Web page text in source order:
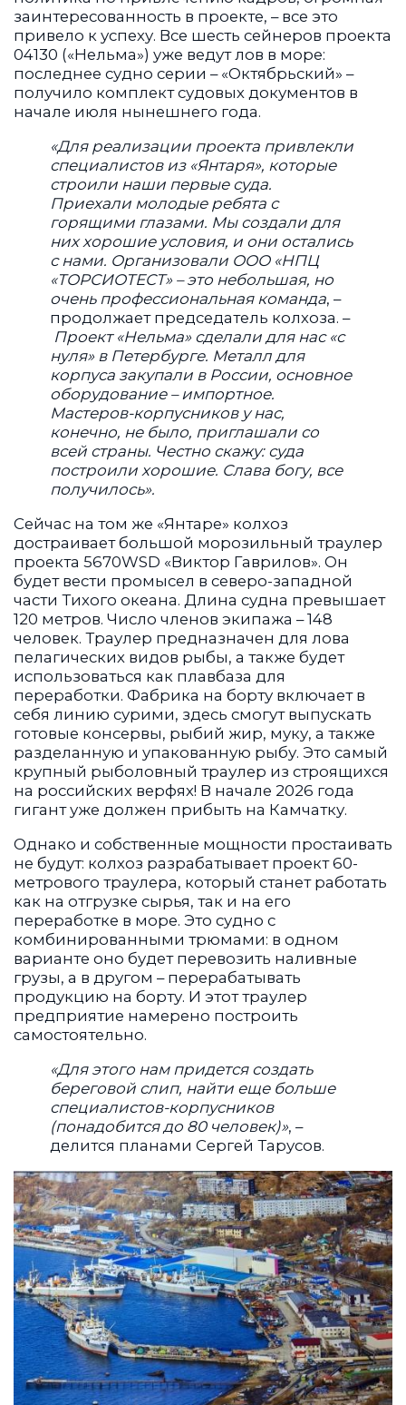
заинтересованность в проекте, – все это
привело к успеху. Все шесть сейнеров проекта
04130 («Нельма») уже ведут лов в море:
последнее судно серии – «Октябрьский» –
получило комплект судовых документов в
начале июля нынешнего года.
«Для реализации проекта привлекли
специалистов из «Янтаря», которые
строили наши первые суда.
Приехали молодые ребята с
горящими глазами. Мы создали для
них хорошие условия, и они остались
с нами. Организовали ООО «НПЦ
«ТОРСИОТЕСТ» – это небольшая, но
очень профессиональная команда, –
продолжает председатель колхоза. –
Проект «Нельма» сделали для нас «с
нуля» в Петербурге. Металл для
корпуса закупали в России, основное
оборудование – импортное.
Мастеров-корпусников у нас,
конечно, не было, приглашали со
всей страны. Честно скажу: суда
построили хорошие. Слава богу, все
получилось».
Сейчас на том же «Янтаре» колхоз
достраивает большой морозильный траулер
проекта 5670WSD «Виктор Гаврилов». Он
будет вести промысел в северо-западной
части Тихого океана. Длина судна превышает
120 метров. Число членов экипажа – 148
человек. Траулер предназначен для лова
пелагических видов рыбы, а также будет
использоваться как плавбаза для
переработки. Фабрика на борту включает в
себя линию сурими, здесь смогут выпускать
готовые консервы, рыбий жир, муку, а также
разделанную и упакованную рыбу. Это самый
крупный рыболовный траулер из строящихся
на российских верфях! В начале 2026 года
гигант уже должен прибыть на Камчатку.
Однако и собственные мощности простаивать
не будут: колхоз разрабатывает проект 60-
метрового траулера, который станет работать
как на отгрузке сырья, так и на его
переработке в море. Это судно с
комбинированными трюмами: в одном
варианте оно будет перевозить наливные
грузы, а в другом – перерабатывать
продукцию на борту. И этот траулер
предприятие намерено построить
самостоятельно.
«Для этого нам придется создать
береговой слип, найти еще больше
специалистов-корпусников
(понадобится до 80 человек)», –
делится планами Сергей Тарусов.